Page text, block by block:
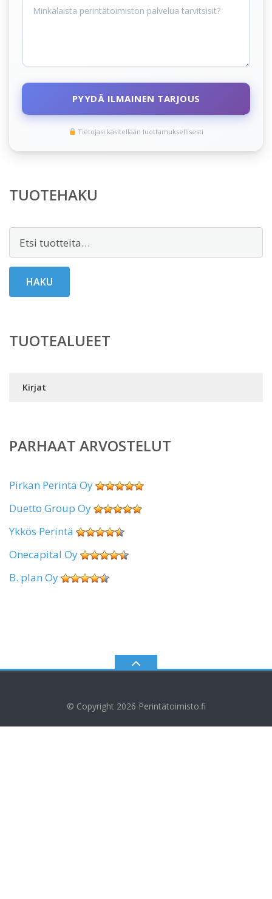
PYYDÄ ILMAINEN TARJOUS
Tietojasi käsitellään luottamuksellisesti
TUOTEHAKU
HAKU
TUOTEALUEET
Kirjat
PARHAAT ARVOSTELUT
Pirkan Perintä Oy
Duetto Group Oy
Ykkös Perintä
Onecapital Oy
B. plan Oy
© Copyright 2026 Perintätoimisto.fi